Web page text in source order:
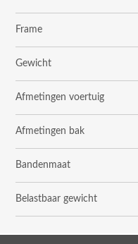
Frame
Gewicht
Afmetingen voertuig
Afmetingen bak
Bandenmaat
Belastbaar gewicht